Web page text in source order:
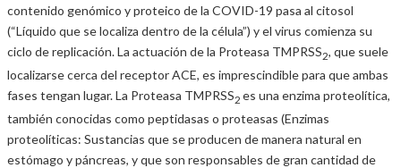
contenido genómico y proteico de la COVID-19 pasa al citosol
(“Líquido que se localiza dentro de la célula”) y el virus comienza su
ciclo de replicación. La actuación de la Proteasa TMPRSS2, que suele
localizarse cerca del receptor ACE, es imprescindible para que ambas
fases tengan lugar. La Proteasa TMPRSS2 es una enzima proteolítica,
también conocidas como peptidasas o proteasas (Enzimas
proteolíticas: Sustancias que se producen de manera natural en
estómago y páncreas, y que son responsables de gran cantidad de